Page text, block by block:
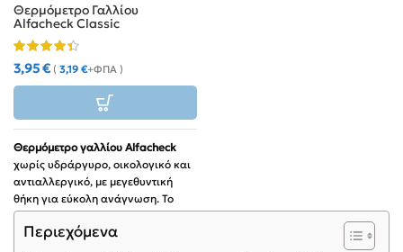
Θερμόμετρο Γαλλίου
Alfacheck Classic
3,95€ ( 3,19 €+ΦΠΑ )
Θερμόμετρο γαλλίου Alfacheck
χωρίς υδράργυρο, οικολογικό και
αντιαλλεργικό, με μεγεθυντική
θήκη για εύκολη ανάγνωση. Το
ιδανικό υποκατάστατο του
υδραργυρικού θερμομέτρου.
Περιεχόμενα